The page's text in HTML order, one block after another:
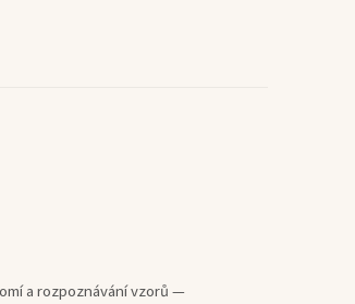
a rozpoznávání vzorů —